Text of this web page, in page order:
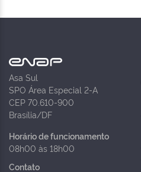
Asa Sul
SPO Área Especial 2-A
CEP 70.610-900
Brasília/DF
Horário de funcionamento
08h00 às 18h00
Contato